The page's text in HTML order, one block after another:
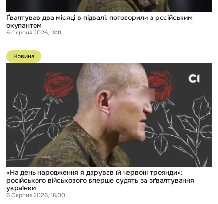
Ґвалтував два місяці в підвалі: поговорили з російським
окупантом
6 Серпня 2026, 18:11
Перейти
до
публікації
народження
дарував
червоні
троянди»:
російського
військового
вперше
судять
за
зґвалтування
українки
Новина
«На день народження я дарував їй червоні троянди»:
російського військового вперше судять за зґвалтування
українки
6 Серпня 2026, 18:00